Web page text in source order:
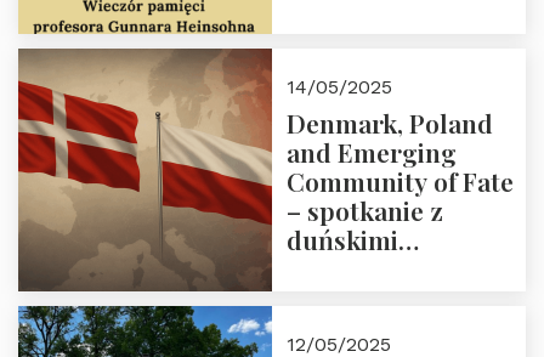
14/05/2025
Denmark, Poland
and Emerging
Community of Fate
– spotkanie z
duńskimi
12/05/2025